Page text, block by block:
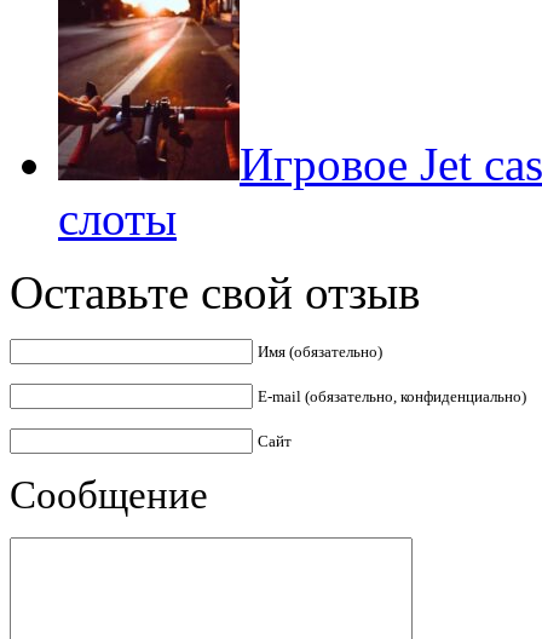
Игровое Jet
слоты
Оставьте свой отзыв
Имя (обязательно)
E-mail (обязательно, конфиденциально)
Сайт
Сообщение